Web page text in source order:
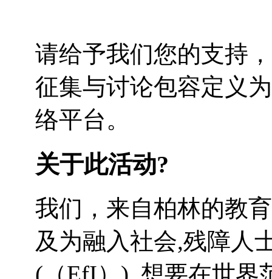
请给予我们您的支持
征集与讨论包容定义
络平台。
关于此活动?
我们，来自柏林的教
及为融入社会,残障人